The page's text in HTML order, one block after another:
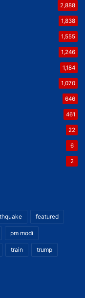
2,888
1,838
1,555
1,246
1,184
1,070
646
461
22
6
2
featured
pm modi
train trump